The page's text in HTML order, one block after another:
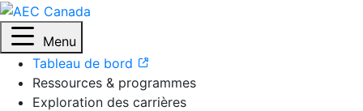
Menu
Tableau de bord
Ressources & programmes
Exploration des carrières